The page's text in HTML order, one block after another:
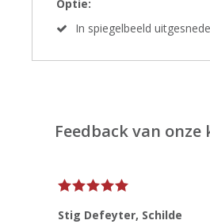
Optie:
In spiegelbeeld
Feedback van onze
Stig Defeyter, Schilde